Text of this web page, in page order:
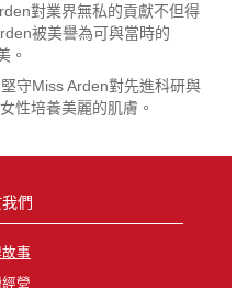
對業界無私的貢獻不但得
被美譽為可與當時的
。
守Miss Arden對先進科研與
性培養美麗的肌膚。
們
事
營